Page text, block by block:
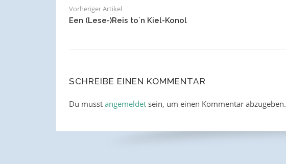
Vorheriger Artikel
Een (Lese-)Reis to´n Kiel-Konol
SCHREIBE EINEN KOMMENTAR
Du musst angemeldetsein, um einen Kommentar abzugeben.